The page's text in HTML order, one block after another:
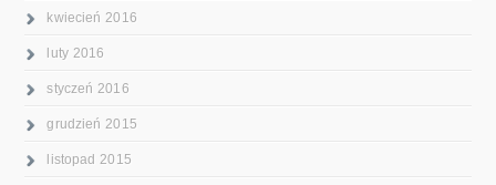
kwiecień 2016
luty 2016
styczeń 2016
grudzień 2015
listopad 2015